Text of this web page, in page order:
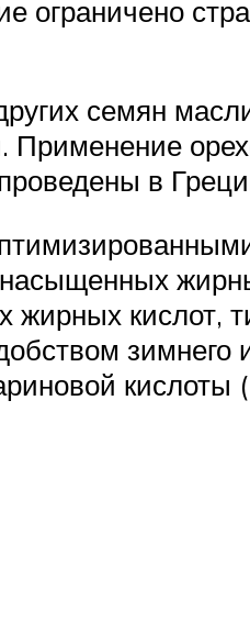
ограничено
семян
в
кислот,
зимнего
кислоты